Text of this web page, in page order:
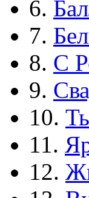
6.
7.
8. С
9.
10.
11.
12.